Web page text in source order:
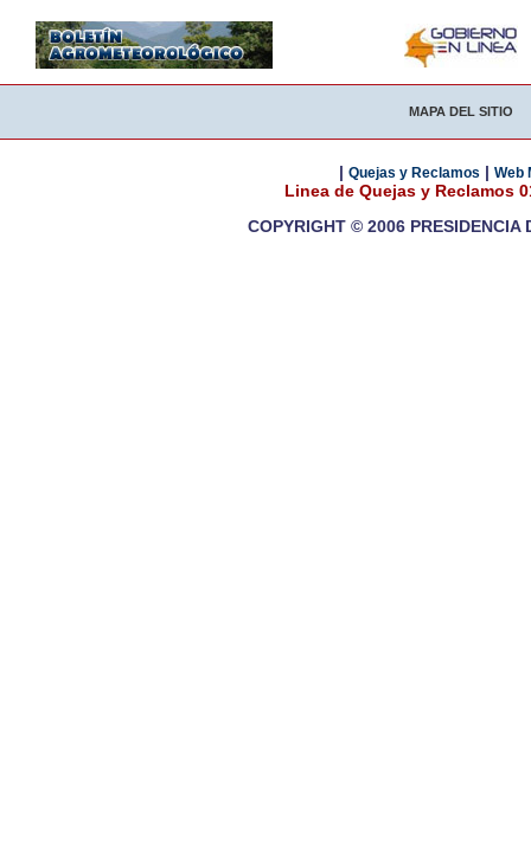
MAPA DEL SITIO
| Quejas y Reclamos | Web
Linea de Quejas y Reclamos
COPYRIGHT © 2006 PRESIDENCIA